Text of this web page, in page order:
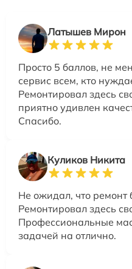
Латышев Мирон
Просто 5 баллов, не
сервис всем, кто
Ремонтировал здесь
приятно удивлен
Спасибо.
Куликов Никита
Не ожидал, что ремонт
Ремонтировал здесь
Профессиональные
задачей на отлично.